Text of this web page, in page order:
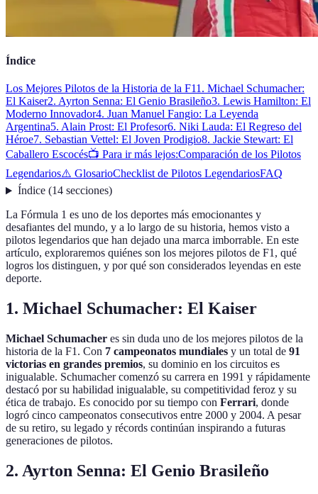
Índice
Los Mejores Pilotos de la Historia de la F11. Michael Schumacher:
El Kaiser2. Ayrton Senna: El Genio Brasileño3. Lewis Hamilton: El
Moderno Innovador4. Juan Manuel Fangio: La Leyenda
Argentina5. Alain Prost: El Profesor6. Niki Lauda: El Regreso del
Héroe7. Sebastian Vettel: El Joven Prodigio8. Jackie Stewart: El
Caballero Escocés📺 Para ir más lejos:Comparación de los Pilotos
Legendarios⚠️ GlosarioChecklist de Pilotos LegendariosFAQ
Índice(14 secciones)
La Fórmula 1 es uno de los deportes más emocionantes y
desafiantes del mundo, y a lo largo de su historia, hemos visto a
pilotos legendarios que han dejado una marca imborrable. En este
artículo, exploraremos quiénes son los mejores pilotos de F1, qué
logros los distinguen, y por qué son considerados leyendas en este
deporte.
1. Michael Schumacher: El Kaiser
Michael Schumacher es sin duda uno de los mejores pilotos de la
historia de la F1. Con 7 campeonatos mundiales y un total de 91
victorias en grandes premios, su dominio en los circuitos es
inigualable. Schumacher comenzó su carrera en 1991 y rápidamente
destacó por su habilidad inigualable, su competitividad feroz y su
ética de trabajo. Es conocido por su tiempo con Ferrari, donde
logró cinco campeonatos consecutivos entre 2000 y 2004. A pesar
de su retiro, su legado y récords continúan inspirando a futuras
generaciones de pilotos.
2. Ayrton Senna: El Genio Brasileño